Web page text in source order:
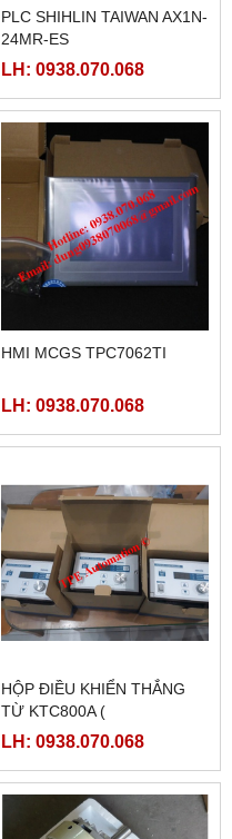
PLC SHIHLIN TAIWAN AX1N-
24MR-ES
LH: 0938.070.068
HMI MCGS TPC7062TI
LH: 0938.070.068
HỘP ĐIỀU KHIỂN THẮNG
TỪ KTC800A (
24VDC/4AMPE)
LH: 0938.070.068